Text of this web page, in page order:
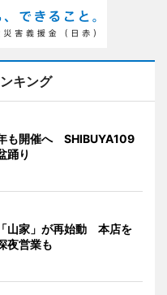
キング
も開催へ SHIBUYA109
踊り
山家」が再始動 本店を
夜営業も